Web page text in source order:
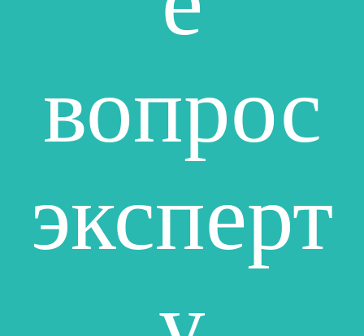
вопрос
эксперт